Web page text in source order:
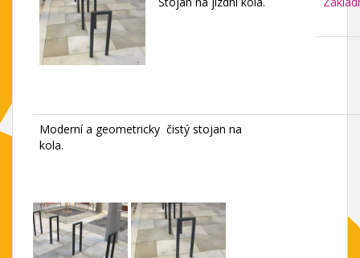
Moderní a geometricky čistý stojan na
kola.